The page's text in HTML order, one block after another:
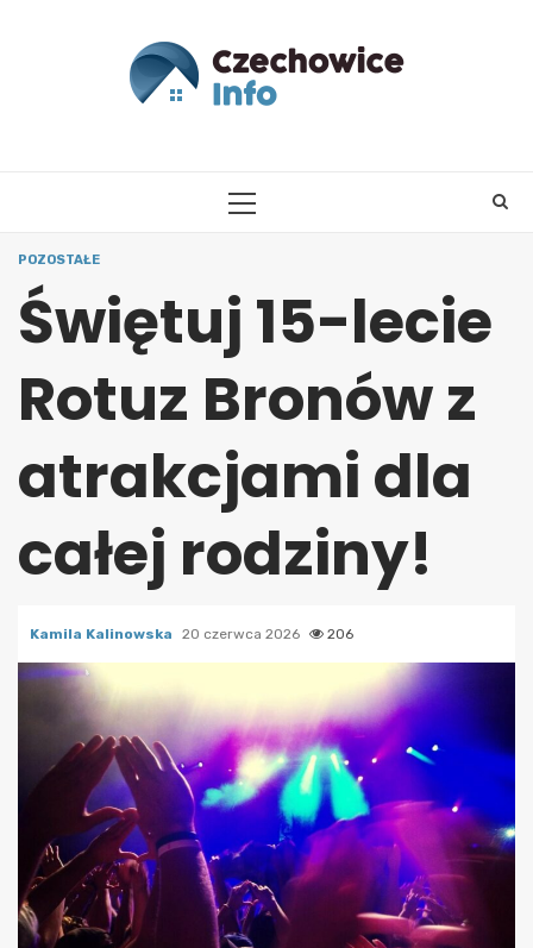
PRIMARY
POZOSTAŁE
Świętuj 15-lecie
Rotuz Bronów z
atrakcjami dla
całej rodziny!
Kamila Kalinowska 20 czerwca 2026 206